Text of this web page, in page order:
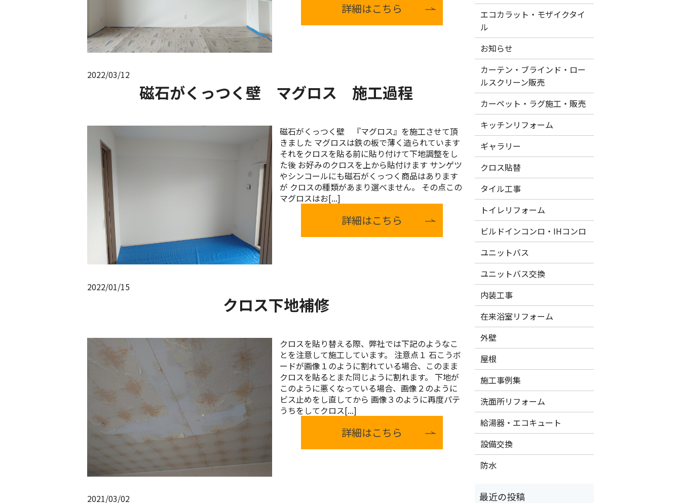
詳細はこちら
2022/03/12
磁石がくっつく壁 マグロス 施工過程
磁石がくっつく壁 『マグロス』を施工させて頂
きました マグロスは鉄の板で薄く造られています
それをクロスを貼る前に貼り付けて下地調整をし
た後 お好みのクロスを上から貼付けます サンゲツ
やシンコールにも磁石がくっつく商品はあります
が クロスの種類があまり選べません。 その点この
マグロスはお[...]
詳細はこちら
2022/01/15
クロス下地補修
クロスを貼り替える際、弊社では下記のようなこ
とを注意して施工しています。 注意点１ 石こうボ
ードが画像１のように割れている場合、このまま
クロスを貼るとまた同じように割れます。 下地が
このように悪くなっている場合、画像２のように
ビス止めをし直してから 画像３のように再度パテ
うちをしてクロス[...]
詳細はこちら
2021/03/02
エコカラット・モザイクタイ
ル
お知らせ
カーテン・ブラインド・ロー
ルスクリーン販売
カーペット・ラグ施工・販売
キッチンリフォーム
ギャラリー
クロス貼替
タイル工事
トイレリフォーム
ビルドインコンロ・IHコンロ
ユニットバス
ユニットバス交換
内装工事
在来浴室リフォーム
外壁
屋根
施工事例集
洗面所リフォーム
給湯器・エコキュート
設備交換
防水